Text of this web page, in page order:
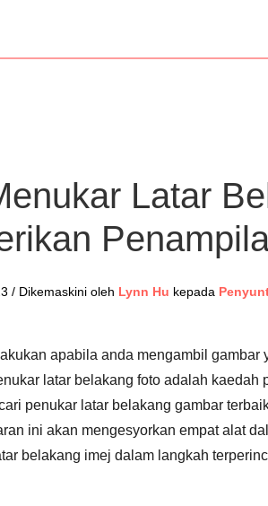
Latar
/ Dikemaskini oleh Lynn Hu kepada
apabila anda mengambil
latar belakang foto adalah
penukar latar belakang gambar
ini akan mengesyorkan empat alat
belakang imej dalam langkah